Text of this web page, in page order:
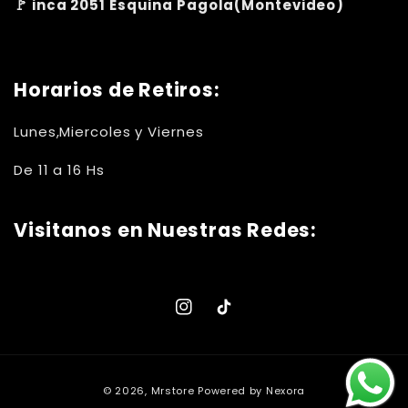
🚩 inca 2051 Esquina Pagola(Montevideo)
Horarios de Retiros:
Lunes,Miercoles y Viernes
De 11 a 16 Hs
Visitanos en Nuestras Redes:
Instagram
TikTok
© 2026, Mrstore Powered by Nexora